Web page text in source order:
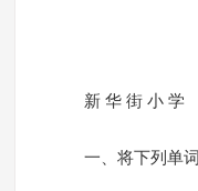
新 华 街 小 学
一、将下列单